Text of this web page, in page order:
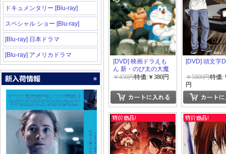
ドキュメンタリー [Blu-ray]
スペシャル ショー [Blu-ray]
[Blu-ray] 日本ドラマ
[Blu-ray] アメリカドラマ
[DVD] 映画ドラえも
ん 新・のび太の大魔
境 ~ペコと5人の探検
￥450円特価:￥380円
[DVD] 頭文字D
￥5800円特価:
円